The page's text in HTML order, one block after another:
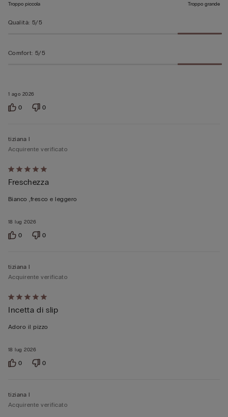
1 ago 2026
Troppo piccola Troppo grande
Qualità: 5/5
Comfort: 5/5
0 0
Valutato
5
su
18 lug 2026
tiziana l
Acquirente verificato
Freschezza
Bianco ,fresco e leggero
0 0
Valutato
5
su
18 lug 2026
tiziana l
Acquirente verificato
Incetta di slip
Adoro il pizzo
0 0
tiziana l
Acquirente verificato